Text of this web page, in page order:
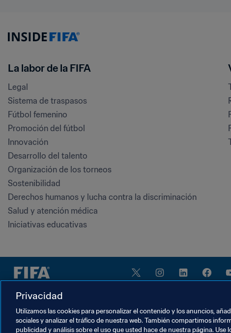
La labor de la FIFA
Legal
Sistema de traspasos
Fútbol femenino
Promoción del fútbol
Innovación
Desarrollo del talento
Organización de los torneos
Sostenibilidad
Derechos humanos y lucha contra la discriminación
Salud y atención médica
Iniciativas educativas
TÉRMINOS DE SERVICIO PORTAL DE PROTECCIÓN DE DATOS DE LA FIFA
Privacidad
Utilizamos las cookies para personalizar el contenido y los anuncios,
sociales y analizar el tráfico de nuestra web. También compartimos
publicidad y análisis sobre el uso que usted hace de nuestra página. Use